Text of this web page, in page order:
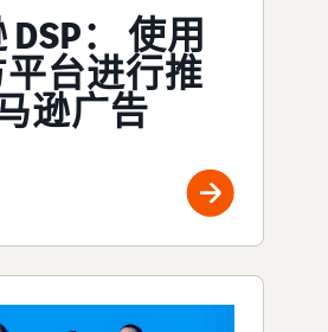
： 使用
台进行推
逊广告